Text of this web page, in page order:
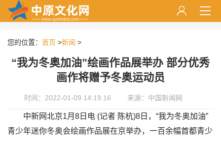
您的位置： 首页 >新闻 >
“我为冬奥加油”绘画作品展举办 部分优秀
画作将赠予冬奥运动员
时间：2022-01-09 14:19:16 来源：中国新闻网
中新网北京1月8日电 (记者 陈杭)8日，“我为冬奥加油”
青少年迷你冬奥会绘画作品展在京举办，一百余幅首都青少